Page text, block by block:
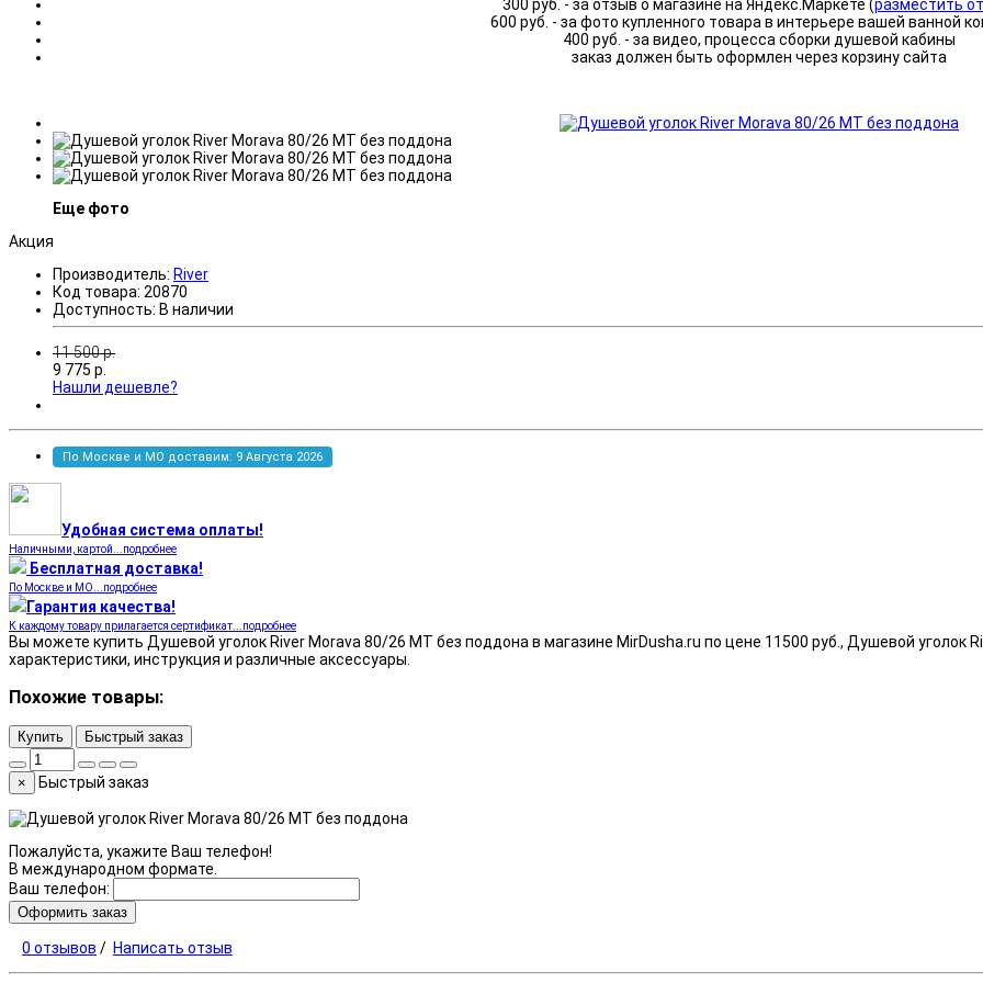
300 руб. - за отзыв о магазине на Яндекс.Маркете (разместить
600 руб. - за фото купленного товара в интерьере вашей ванной
400 руб. - за видео, процесса сборки душевой кабины
заказ должен быть оформлен через корзину сайта
Еще фото
Акция
Производитель: River
Код товара: 20870
Доступность: В наличии
11 500р.
9 775 р.
Нашли дешевле?
По Москве и МО доставим: 9 Августа 2026
Удобная система оплаты!
Наличными, картой...подробнее
Бесплатная доставка!
По Москве и МО...подробнее
Гарантия качества!
К каждому товару прилагается сертификат...подробнее
Вы можете купить Душевой уголок River Morava 80/26 МТ без поддона в магазине MirDusha.ru по цене 11500 руб., Душевой уголок
характеристики, инструкция и различные аксессуары.
Похожие товары:
Купить Быстрый заказ
× Быстрый заказ
Пожалуйста, укажите Ваш телефон!
В международном формате.
Ваш телефон:
Оформить заказ
0 отзывов / Написать отзыв